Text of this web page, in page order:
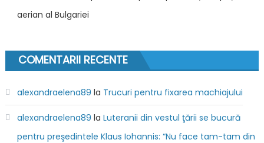
aerian al Bulgariei
COMENTARII RECENTE
alexandraelena89 la Trucuri pentru fixarea machiajului
alexandraelena89 la Luteranii din vestul ţării se bucură
pentru preşedintele Klaus Iohannis: “Nu face tam-tam din